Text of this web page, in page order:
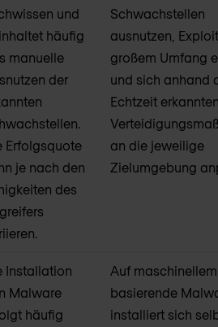
und
häufig
manuelle
der
Erfolgsquote
je nach den
des
Schwachstellen
ausnutzen,
großem Umfang
und sich anhand
Echtzeit
an die jeweilige
Zielumgebung
Installation
Malware
häufig
Auf
basierende
installiert sich